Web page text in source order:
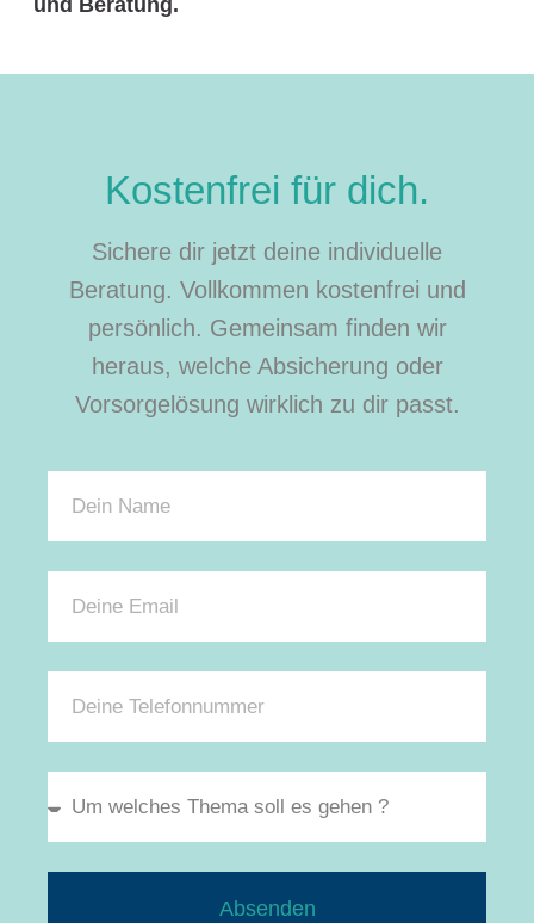
und Beratung.
Kostenfrei für dich.
Sichere dir jetzt deine individuelle
Beratung. Vollkommen kostenfrei und
persönlich. Gemeinsam finden wir
heraus, welche Absicherung oder
Vorsorgelösung wirklich zu dir passt.
Absenden